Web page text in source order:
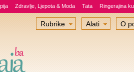
Zdravlje, Ljepota & Moda Tata Ringerajina
Rubrike Alati O